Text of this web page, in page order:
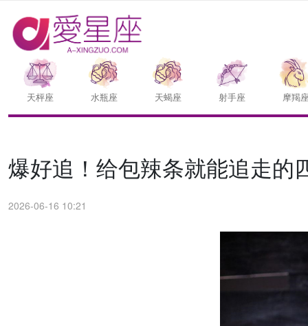
天枰座 水瓶座 天蝎座 射手座 摩羯
爆好追！给包辣条就能追走的
2026-06-16 10:21